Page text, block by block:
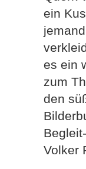
ein
es ein
zum
den
Volker